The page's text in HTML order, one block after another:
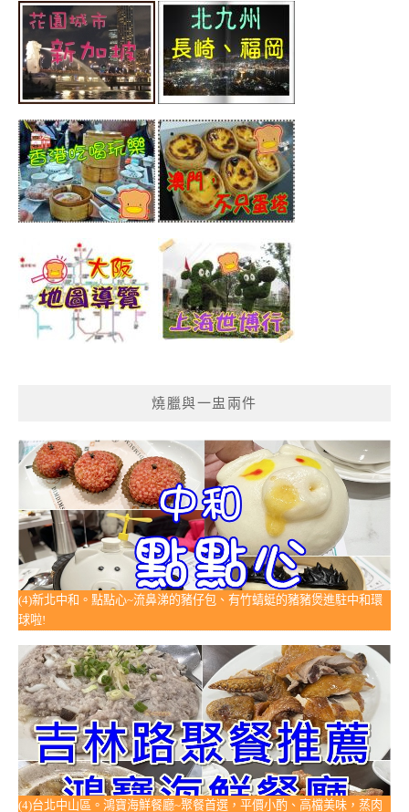
燒臘與一盅兩件
(4)新北中和。點點心~流鼻涕的豬仔包、有竹蜻蜓的豬豬煲進駐中和環
球啦!
(4)台北中山區。鴻寶海鮮餐廳~聚餐首選，平價小酌、高檔美味，蒸肉